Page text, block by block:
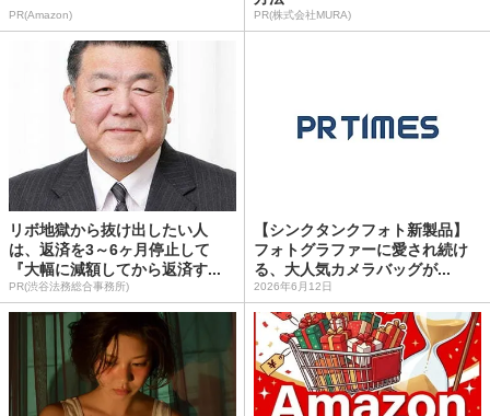
PR(Amazon) PR(株式会社MURA)
リボ地獄から抜け出したい人
は、返済を3～6ヶ月停止して
『大幅に減額してから返済す...
PR(渋谷法務総合事務所)
【シンクタンクフォト新製品】
フォトグラファーに愛され続け
る、大人気カメラバッグが...
2026年6月12日